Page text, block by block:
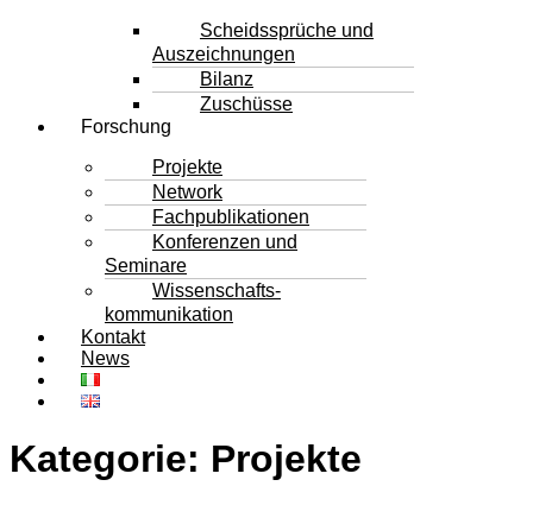
Scheidssprüche und
Auszeichnungen
Bilanz
Zuschüsse
Forschung
Projekte
Network
Fachpublikationen
Konferenzen und
Seminare
Wissenschafts-
kommunikation
Kontakt
News
Kategorie: Projekte